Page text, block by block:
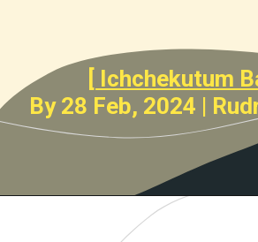
[ Ichchekutum
By 28 Feb, 2024 |